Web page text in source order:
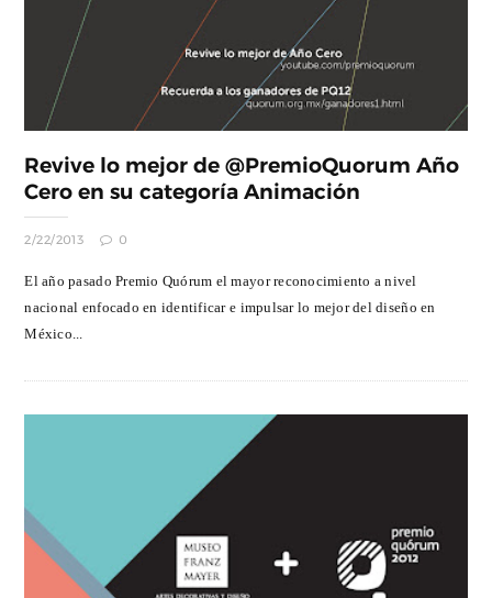
Revive lo mejor de @PremioQuorum Año
Cero en su categoría Animación
2/22/2013 0
El año pasado Premio Quórum el mayor reconocimiento a nivel
nacional enfocado en identificar e impulsar lo mejor del diseño en
México...